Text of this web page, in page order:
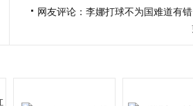
网友评论：李娜打球不为国难道有错